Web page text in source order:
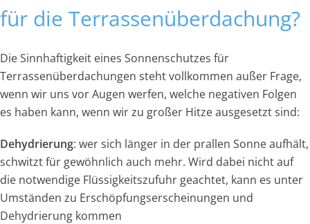
für die Terrassenüberdachung?
Die Sinnhaftigkeit eines Sonnenschutzes für
Terrassenüberdachungen steht vollkommen außer Frage,
wenn wir uns vor Augen werfen, welche negativen Folgen
es haben kann, wenn wir zu großer Hitze ausgesetzt sind:
Dehydrierung: wer sich länger in der prallen Sonne aufhält,
schwitzt für gewöhnlich auch mehr. Wird dabei nicht auf
die notwendige Flüssigkeitszufuhr geachtet, kann es unter
Umständen zu Erschöpfungserscheinungen und
Dehydrierung kommen